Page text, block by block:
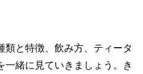
類と特徴、飲み方、ティータ
一緒に見ていきましょう。き